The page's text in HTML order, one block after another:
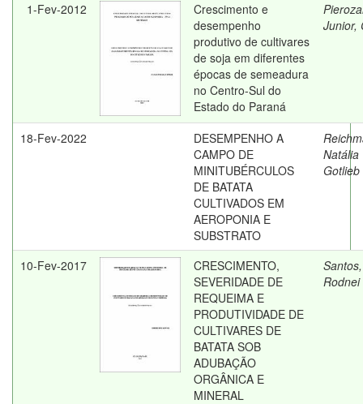
1-Fev-2012
Crescimento e
desempenho
produtivo de cultivares
de soja em diferentes
épocas de semeadura
no Centro-Sul do
Estado do Paraná
Junior,
18-Fev-2022
DESEMPENHO A
CAMPO DE
MINITUBÉRCULOS
DE BATATA
CULTIVADOS EM
AEROPONIA E
SUBSTRATO
Natália
Gotlieb
10-Fev-2017
CRESCIMENTO,
SEVERIDADE DE
REQUEIMA E
PRODUTIVIDADE DE
CULTIVARES DE
BATATA SOB
ADUBAÇÃO
ORGÂNICA E
MINERAL
Santos,
Rodnei